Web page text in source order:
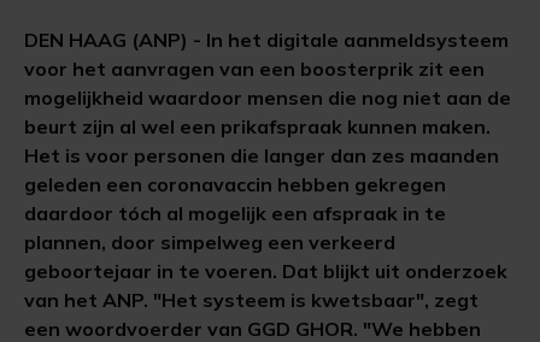
DEN HAAG (ANP) - In het digitale aanmeldsysteem
voor het aanvragen van een boosterprik zit een
mogelijkheid waardoor mensen die nog niet aan de
beurt zijn al wel een prikafspraak kunnen maken.
Het is voor personen die langer dan zes maanden
geleden een coronavaccin hebben gekregen
daardoor tóch al mogelijk een afspraak in te
plannen, door simpelweg een verkeerd
geboortejaar in te voeren. Dat blijkt uit onderzoek
van het ANP. "Het systeem is kwetsbaar", zegt
een woordvoerder van GGD GHOR. "We hebben